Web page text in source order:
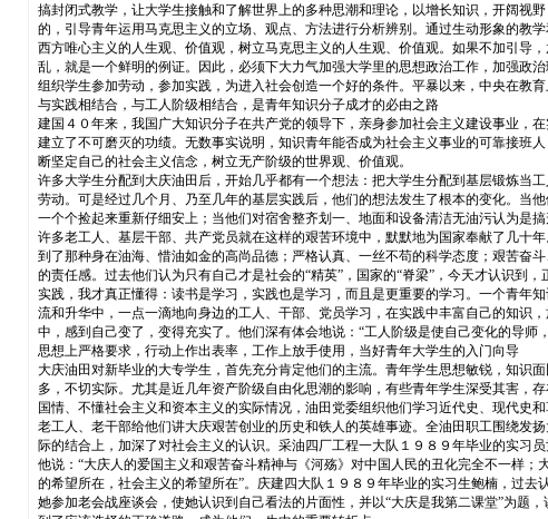
搞封闭式教学，让大学生接触和了解世界上的多种思潮和理论，以增长知识，开阔视
的，引导青年运用马克思主义的立场、观点、方法进行分析辨别。通过生动形象的教
西方唯心主义的人生观、价值观，树立马克思主义的人生观、价值观。如果不加引导
乱，就是一个鲜明的例证。因此，必须下大力气加强大学里的思想政治工作，加强政
组织学生参加劳动，参加实践，为进入社会创造一个好的条件。平暴以来，中央在教
与实践相结合，与工人阶级相结合，是青年知识分子成才的必由之路
建国４０年来，我国广大知识分子在共产党的领导下，亲身参加社会主义建设事业，
建立了不可磨灭的功绩。无数事实说明，知识青年能否成为社会主义事业的可靠接班
断坚定自己的社会主义信念，树立无产阶级的世界观、价值观。
许多大学生分配到大庆油田后，开始几乎都有一个想法：把大学生分配到基层锻炼当
劳动。可是经过几个月、乃至几年的基层实践后，他们的想法发生了根本的变化。当
一个个捡起来重新仔细安上；当他们对宿舍整齐划一、地面和设备清洁无油污认为是
许多老工人、基层干部、共产党员就在这样的艰苦环境中，默默地为国家奉献了几十
到了那种身在油海、惜油如金的高尚品德；严格认真、一丝不苟的科学态度；艰苦奋
的责任感。过去他们认为只有自己才是社会的“精英”，国家的“脊梁”，今天才认识到
实践，我才真正懂得：读书是学习，实践也是学习，而且是更重要的学习。一个青年
流和升华中，一点一滴地向身边的工人、干部、党员学习，在实践中丰富自己的知识
中，感到自己变了，变得充实了。他们深有体会地说：“工人阶级是使自己变化的导
思想上严格要求，行动上作出表率，工作上放手使用，当好青年大学生的入门向导
大庆油田对新毕业的大专学生，首先充分肯定他们的主流。青年学生思想敏锐，知识
多，不切实际。尤其是近几年资产阶级自由化思潮的影响，有些青年学生深受其害，
国情、不懂社会主义和资本主义的实际情况，油田党委组织他们学习近代史、现代史
老工人、老干部给他们讲大庆艰苦创业的历史和铁人的英雄事迹。全油田职工围绕发
际的结合上，加深了对社会主义的认识。采油四厂工程一大队１９８９年毕业的实习
他说：“大庆人的爱国主义和艰苦奋斗精神与《河殇》对中国人民的丑化完全不一样
的希望所在，社会主义的希望所在”。庆建四大队１９８９年毕业的实习生鲍楠，过
她参加老会战座谈会，使她认识到自己看法的片面性，并以“大庆是我第二课堂”为题